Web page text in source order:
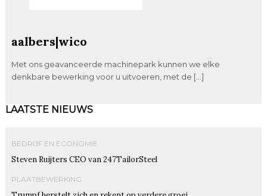
aalbers|wico
Met ons geavanceerde machinepark kunnen we elke
denkbare bewerking voor u uitvoeren, met de […]
LAATSTE NIEUWS
BEDRIJF EN ECONOMIE
Steven Ruijters CEO van 247TailorSteel
PLAATBEWERKING